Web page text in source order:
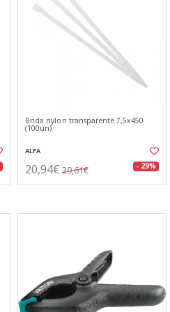
Brida nylon transparente 7,5x450
(100un)
ALFA
20,94€ 29,61€ - 29%